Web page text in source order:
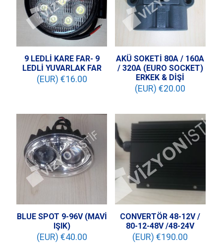
9 LEDLİ KARE FAR- 9
LEDLİ YUVARLAK FAR
(EUR) €16.00
AKÜ SOKETİ 80A / 160A
/ 320A (EURO SOCKET)
ERKEK & DİŞİ
(EUR) €20.00
BLUE SPOT 9-96V (MAVİ
IŞIK)
(EUR) €40.00
CONVERTÖR 48-12V /
80-12-48V /48-24V
(EUR) €190.00